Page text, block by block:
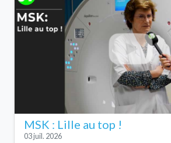
MSK : Lille au top !
03 juil. 2026